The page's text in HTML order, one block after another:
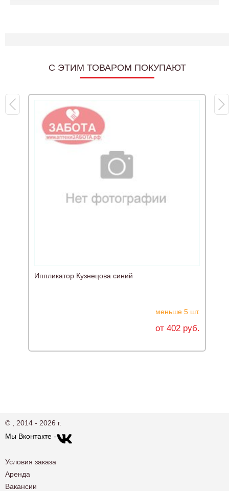
C ЭТИМ ТОВАРОМ ПОКУПАЮТ
Иппликатор Кузнецова синий
меньше 5 шт.
от 402 руб.
© , 2014 - 2026 г.
Мы Вконтакте -
Условия заказа
Аренда
Вакансии